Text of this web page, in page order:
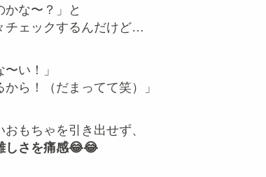
かな〜？」と
チェックするんだけど…
〜い！」
から！（だまってて笑）」
もちゃを引き出せず、
しさを痛感😂😂